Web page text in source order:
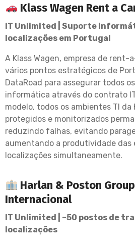
Klass Wagen Rent a
IT Unlimited | Suporte
localizações em Portugal
A Klass Wagen, empresa de rent-
vários pontos estratégicos de
DataRoad para assegurar todos
informática através do contrato
modelo, todos os ambientes TI da
protegidos e monitorizados
reduzindo falhas, evitando
aumentando a produtividade das
localizações simultaneamente.
Harlan & Poston
Internacional
IT Unlimited | ~50 postos de
localizações